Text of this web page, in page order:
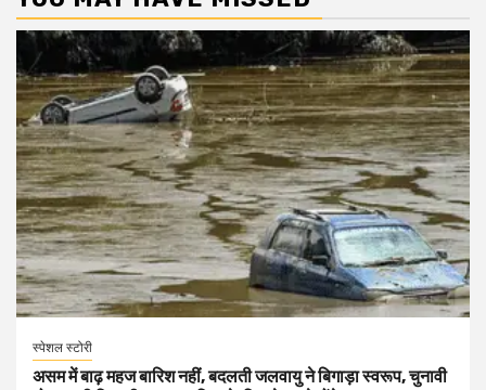
स्पेशल स्टोरी
असम में बाढ़ महज बारिश नहीं, बदलती जलवायु ने बिगाड़ा स्वरूप, चुनावी